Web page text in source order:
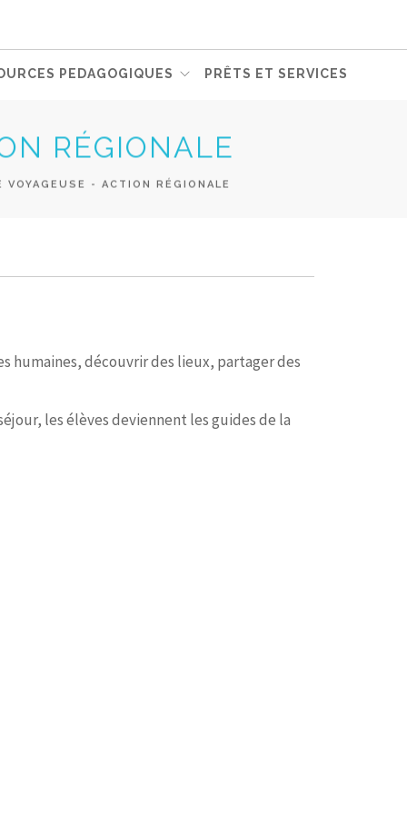
PEDAGOGIQUES PRÊTS ET SERVICES
RÉGIONALE
- ACTION RÉGIONALE
humaines, découvrir des lieux, partager des
les élèves deviennent les guides de la